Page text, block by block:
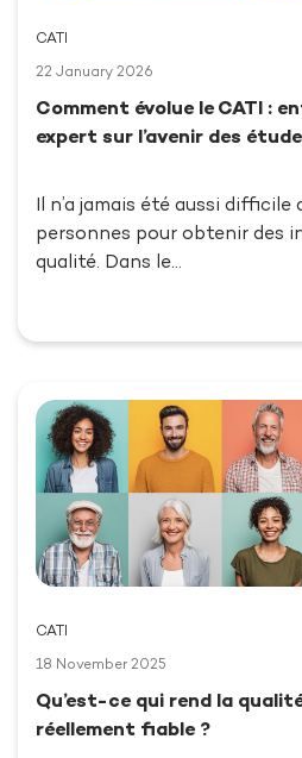
CATI
22 January 2026
Comment évolue le CATI :
expert sur l’avenir des
Il n’a jamais été aussi difficile
personnes pour obtenir des
qualité. Dans le…
CATI
18 November 2025
Qu’est-ce qui rend la
réellement fiable ?